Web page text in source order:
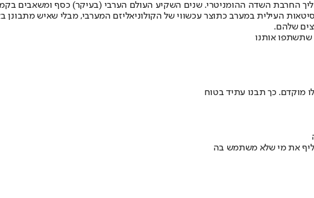
החרבת השדה ההומניטרי. שנים השקיע העולם הערבי (בעיקר) כסף ומשאבים
העילית במערב כתוצר עכשווי של הקולוניאליזם המערבי, מבלי שאיש
שלהם.
אותנו
מוקדם. כך תבנו עתיד בטוח